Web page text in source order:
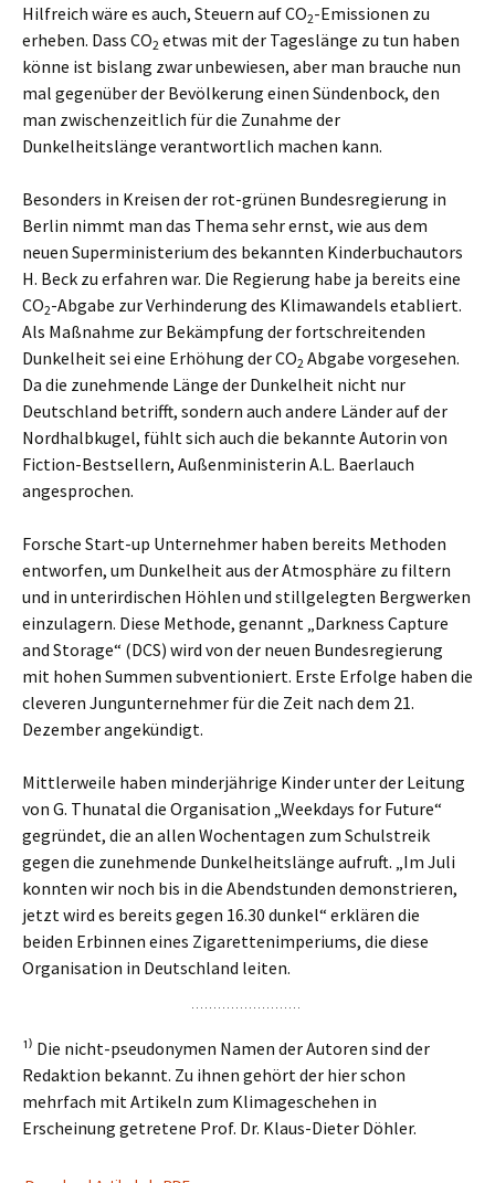
Hilfreich wäre es auch, Steuern auf CO2-Emissionen zu
erheben. Dass CO2 etwas mit der Tageslänge zu tun haben
könne ist bislang zwar unbewiesen, aber man brauche nun
mal gegenüber der Bevölkerung einen Sündenbock, den
man zwischenzeitlich für die Zunahme der
Dunkelheitslänge verantwortlich machen kann.
Besonders in Kreisen der rot-grünen Bundesregierung in
Berlin nimmt man das Thema sehr ernst, wie aus dem
neuen Superministerium des bekannten Kinderbuchautors
H. Beck zu erfahren war. Die Regierung habe ja bereits eine
CO2-Abgabe zur Verhinderung des Klimawandels etabliert.
Als Maßnahme zur Bekämpfung der fortschreitenden
Dunkelheit sei eine Erhöhung der CO2 Abgabe vorgesehen.
Da die zunehmende Länge der Dunkelheit nicht nur
Deutschland betrifft, sondern auch andere Länder auf der
Nordhalbkugel, fühlt sich auch die bekannte Autorin von
Fiction-Bestsellern, Außenministerin A.L. Baerlauch
angesprochen.
Forsche Start-up Unternehmer haben bereits Methoden
entworfen, um Dunkelheit aus der Atmosphäre zu filtern
und in unterirdischen Höhlen und stillgelegten Bergwerken
einzulagern. Diese Methode, genannt „Darkness Capture
and Storage“ (DCS) wird von der neuen Bundesregierung
mit hohen Summen subventioniert. Erste Erfolge haben die
cleveren Jungunternehmer für die Zeit nach dem 21.
Dezember angekündigt.
Mittlerweile haben minderjährige Kinder unter der Leitung
von G. Thunatal die Organisation „Weekdays for Future“
gegründet, die an allen Wochentagen zum Schulstreik
gegen die zunehmende Dunkelheitslänge aufruft. „Im Juli
konnten wir noch bis in die Abendstunden demonstrieren,
jetzt wird es bereits gegen 16.30 dunkel“ erklären die
beiden Erbinnen eines Zigarettenimperiums, die diese
Organisation in Deutschland leiten.
¹⁾ Die nicht-pseudonymen Namen der Autoren sind der
Redaktion bekannt. Zu ihnen gehört der hier schon
mehrfach mit Artikeln zum Klimageschehen in
Erscheinung getretene Prof. Dr. Klaus-Dieter Döhler.